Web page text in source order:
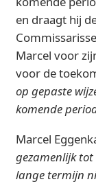
en draagt hij
Marcel voor
voor de
op gepaste
komende
Marcel
gezamenlijk
lange termijn